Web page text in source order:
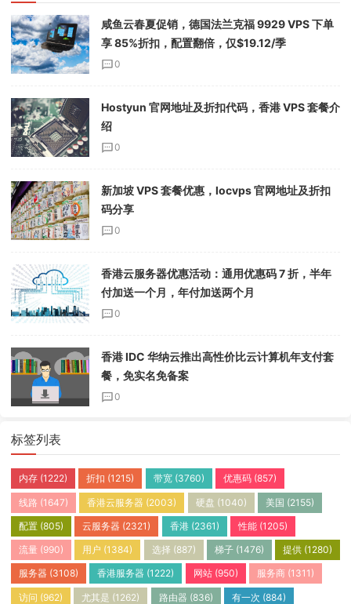
咸鱼云春夏促销，德国法兰克福 9929 VPS 下单
享 85%折扣，配置翻倍，仅$19.12/季
0
Hostyun 官网地址及折扣代码，香港 VPS 套餐介
绍
0
新加坡 VPS 套餐优惠，locvps 官网地址及折扣
码分享
0
香港云服务器优惠活动：通用优惠码 7 折，半年
付加送一个月，年付加送两个月
0
香港 IDC 华纳云推出高性价比云计算机年支付套
餐，免实名免备案
0
标签列表
内存 (1222) 折扣 (1215) 带宽(3760) 优惠码(857)
线路 (1647) 香港云服务器 (2003) 硬盘 (1040) 美国 (2155)
配置 (805) 云服务器 (2321) 香港(2361) 性能(1205)
流量 (990) 用户 (1384) 选择 (887) 梯子(1476) 提供 (1280)
服务器 (3108) 香港服务器 (1222) 网站(950) 服务商(1311)
访问 (962) 尤其是 (1262) 路由器 (836) 有一次 (884)